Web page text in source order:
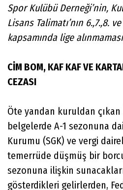
Spor Kulübü Derneği’nin,
Lisans Talimatı’nın 6.,7.,8.
kapsamında lige
CİM BOM, KAF KAF VE
CEZASI
Öte yandan kuruldan
belgelerde A-1 sezonuna
Kurumu (SGK) ve vergi
temerrüde düşmüş bir
sezonuna ilişkin
gösterdikleri gelirlerden,